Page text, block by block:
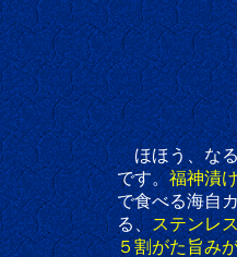
ほほう、なるほど
です。福神漬
で食べる海自カ
る、ステンレ
５割がた旨みが